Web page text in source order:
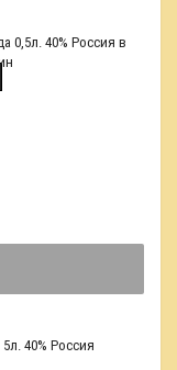
5л. 40% Россия